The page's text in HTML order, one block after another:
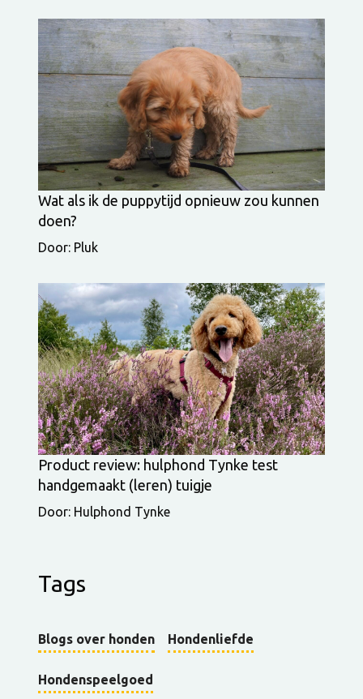
Wat als ik de puppytijd opnieuw zou kunnen
doen?
Door: Pluk
Product review: hulphond Tynke test
handgemaakt (leren) tuigje
Door: Hulphond Tynke
Tags
Blogs over honden Hondenliefde
Hondenspeelgoed